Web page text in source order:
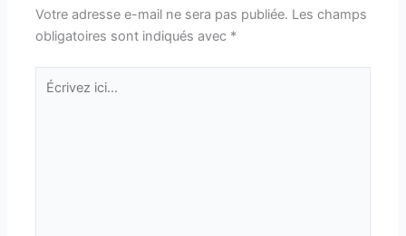
Votre adresse e-mail ne sera pas publiée. Les champs
obligatoires sont indiqués avec *
Écrivez